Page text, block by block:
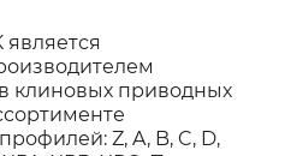
является
клиновых приводных
Z, A, B, C, D,